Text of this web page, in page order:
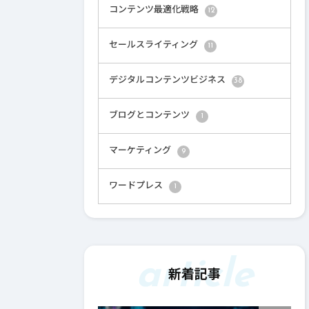
コンテンツ最適化戦略 12
セールスライティング 11
デジタルコンテンツビジネス 38
ブログとコンテンツ 1
マーケティング 9
ワードプレス 1
新着記事
article